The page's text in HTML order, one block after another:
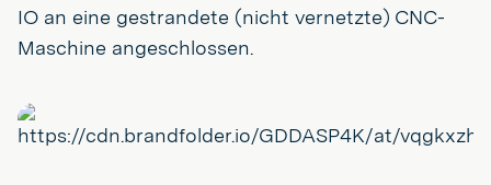
IO an eine gestrandete (nicht vernetzte) CNC-
Maschine angeschlossen.